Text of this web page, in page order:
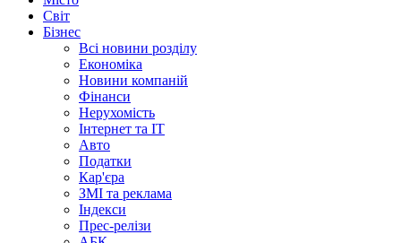
Світ
Бізнес
Всі новини розділу
Економіка
Новини компаній
Фінанси
Нерухомість
Інтернет та IT
Авто
Податки
Кар'єра
ЗМІ та реклама
Індекси
Прес-релізи